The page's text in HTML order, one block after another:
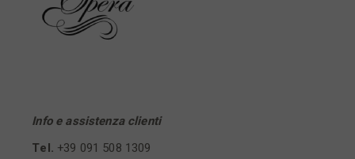
Info e assistenza clienti
Tel. +39 091 508 1309